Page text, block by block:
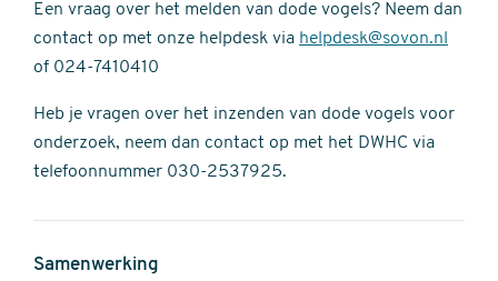
Een vraag over het melden van dode vogels? Neem dan
contact op met onze helpdesk via helpdesk@sovon.nl
of 024-7410410
Heb je vragen over het inzenden van dode vogels voor
onderzoek, neem dan contact op met het DWHC via
telefoonnummer 030-2537925.
Samenwerking